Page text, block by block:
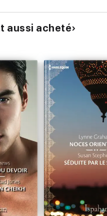
aussi acheté